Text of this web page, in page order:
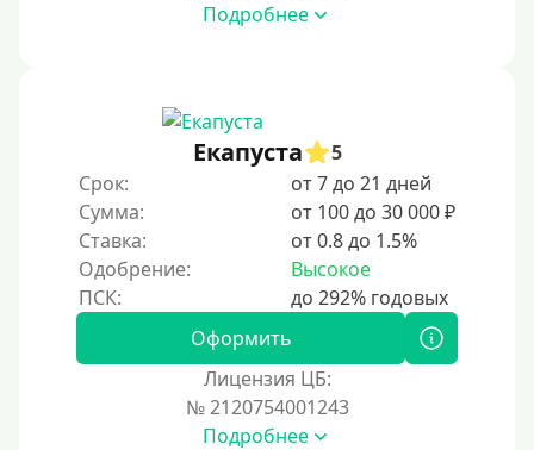
Цель
На Новый Год
Для исправления кредитной истории
На погашение других займов
До зарплаты
Подробнее
Екапуста
5
Срок:
от 7 до 21 дней
Сумма:
от 100 до 30 000 ₽
Ставка:
от 0.8 до 1.5%
Одобрение:
Высокое
Оформить
Лицензия ЦБ:
№ 2120754001243
Подробнее